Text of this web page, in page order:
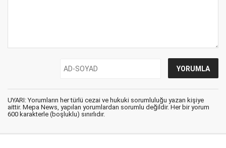
UYARI: Yorumların her türlü cezai ve hukuki sorumluluğu yazan kişiye
aittir. Mepa News, yapılan yorumlardan sorumlu değildir. Her bir yorum
600 karakterle (boşluklu) sınırlıdır.